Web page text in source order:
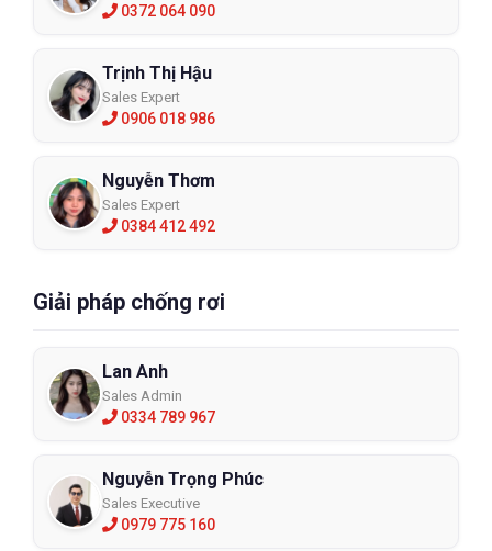
0372 064 090
Trịnh Thị Hậu
Sales Expert
0906 018 986
Nguyễn Thơm
Sales Expert
0384 412 492
Giải pháp chống rơi
Lan Anh
Sales Admin
0334 789 967
Nguyễn Trọng Phúc
Sales Executive
0979 775 160